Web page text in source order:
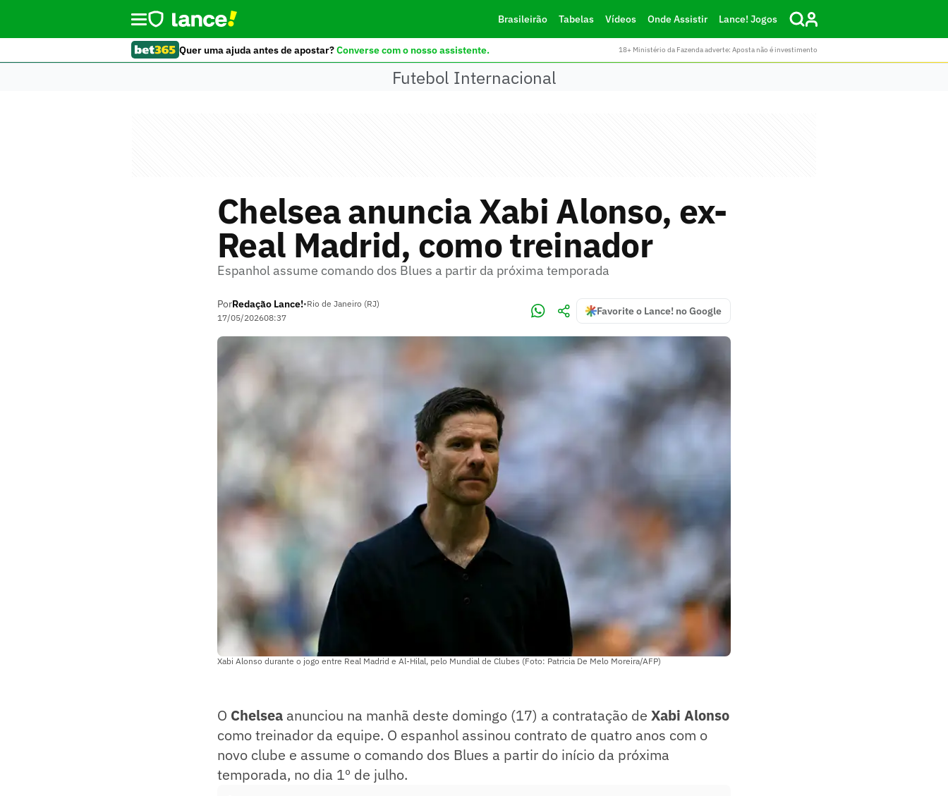
Brasileirão Tabelas Vídeos Onde Assistir Lance! Jogos
Quer uma ajuda antes de apostar?Converse com o nosso assistente. 18+ Ministério da Fazenda adverte: Aposta não é investimento
Futebol Internacional
Chelsea anuncia Xabi Alonso, ex-
Real Madrid, como treinador
Espanhol assume comando dos Blues a partir da próxima temporada
PorRedação Lance!•Rio de Janeiro (RJ)
17/05/202608:37
Favorite o Lance! no Google
Xabi Alonso durante o jogo entre Real Madrid e Al-Hilal, pelo Mundial de Clubes (Foto: Patricia De Melo Moreira/AFP)
O Chelsea anunciou na manhã deste domingo (17) a contratação de Xabi Alonso
como treinador da equipe. O espanhol assinou contrato de quatro anos com o
novo clube e assume o comando dos Blues a partir do início da próxima
temporada, no dia 1º de julho.